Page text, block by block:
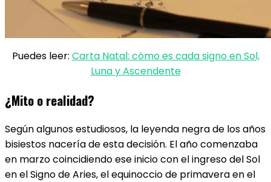
Puedes leer: Carta Natal: cómo es cada signo en Sol,
Luna y Ascendente
¿Mito o realidad?
Según algunos estudiosos, la leyenda negra de los años
bisiestos nacería de esta decisión. El año comenzaba
en marzo coincidiendo ese inicio con el ingreso del Sol
en el Signo de Aries, el equinoccio de primavera en el